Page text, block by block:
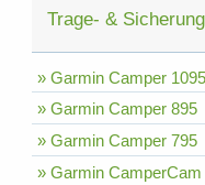
Trage- &
» Garmin Camper 1095
» Garmin Camper 895
» Garmin Camper 795
» Garmin CamperCam